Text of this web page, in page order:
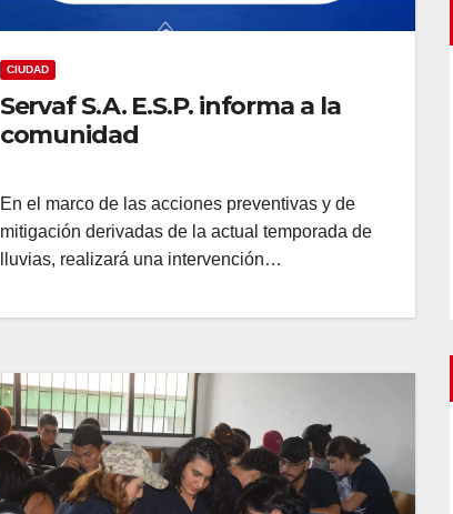
CIUDAD
Servaf S.A. E.S.P. informa a la
comunidad
En el marco de las acciones preventivas y de
mitigación derivadas de la actual temporada de
lluvias, realizará una intervención…